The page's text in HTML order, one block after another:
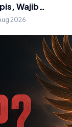
Wajib…
2026